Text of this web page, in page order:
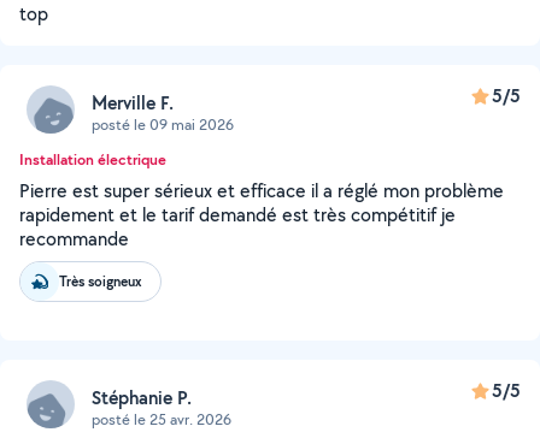
top
Merville F.
posté le 09 mai 2026
5/5
Installation électrique
Pierre est super sérieux et efficace il a réglé mon problème
rapidement et le tarif demandé est très compétitif je
recommande
Très soigneux
Stéphanie P.
posté le 25 avr. 2026
5/5